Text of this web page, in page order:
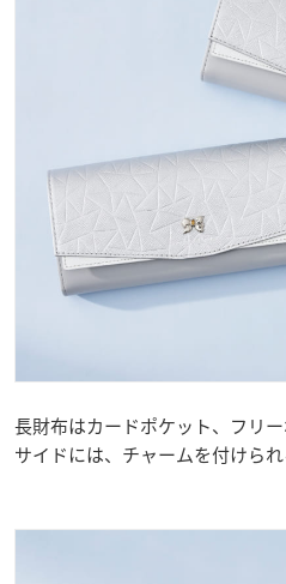
長財布はカードポケット、フリ
サイドには、チャームを付けられ